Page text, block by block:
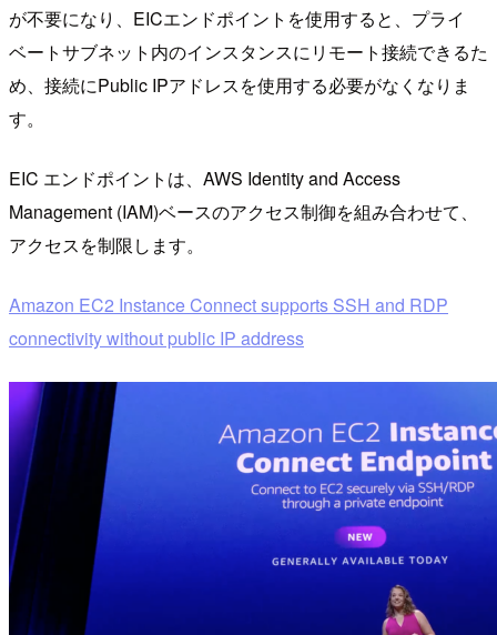
が不要になり、EICエンドポイントを使用すると、プライ
ベートサブネット内のインスタンスにリモート接続できるた
め、接続にPublic IPアドレスを使用する必要がなくなりま
す。
EIC エンドポイントは、AWS Identity and Access
Management (IAM)ベースのアクセス制御を組み合わせて、
アクセスを制限します。
Amazon EC2 Instance Connect supports SSH and RDP
connectivity without public IP address